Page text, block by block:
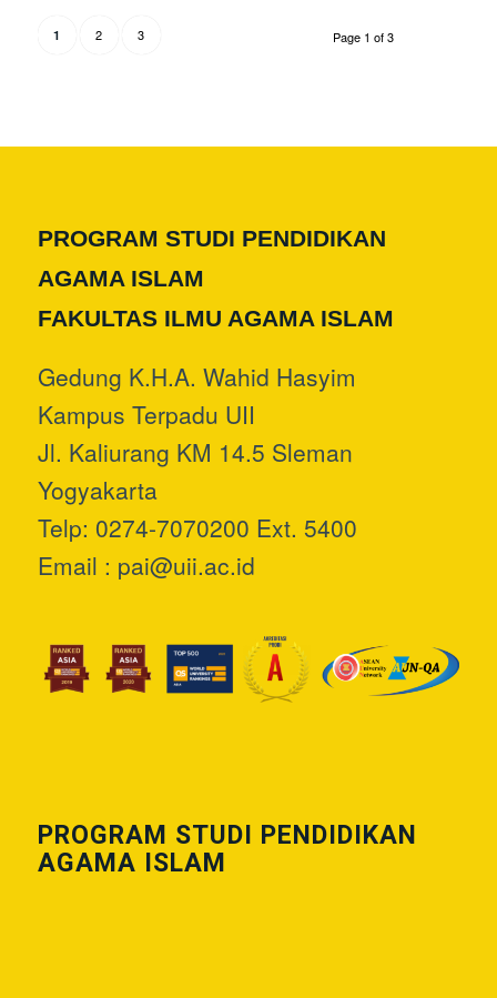
Page 1 of 3
1 2 3
PROGRAM STUDI PENDIDIKAN
AGAMA ISLAM
FAKULTAS ILMU AGAMA ISLAM
Gedung K.H.A. Wahid Hasyim
Kampus Terpadu UII
Jl. Kaliurang KM 14.5 Sleman
Yogyakarta
Telp: 0274-7070200 Ext. 5400
Email : pai@uii.ac.id
PROGRAM STUDI PENDIDIKAN
AGAMA ISLAM